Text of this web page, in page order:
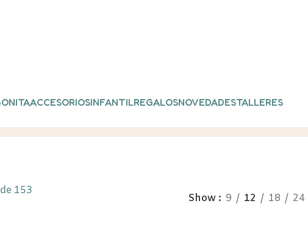
ACCESORIOSINFANTILREGALOSNOVEDADESTALLERES
153
Show 9 12 18 24